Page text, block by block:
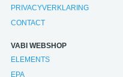
PRIVACYVERKLARING
CONTACT
VABI WEBSHOP
ELEMENTS
EPA